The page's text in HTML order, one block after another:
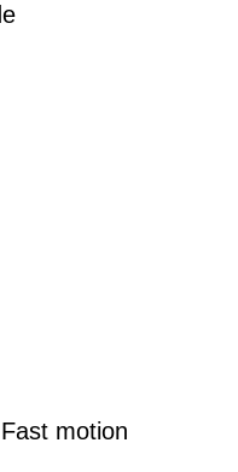
motion